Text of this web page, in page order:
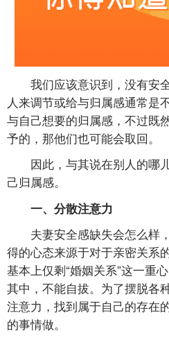
我们应该意识到，没有安
人来调节或给与归属感通常是
与自己想要的归属感，不过既
予的，那他们也可能会取回。
因此，与其说在别人的哪
己归属感。
一、分散注意力
夫妻安全感缺失会怎么样
得的心态来源于对于亲密关系
基本上仅剩“婚姻关系”这一重
其中，不能自拔。为了摆脱各
注意力，找到属于自己的存在
的事情做。